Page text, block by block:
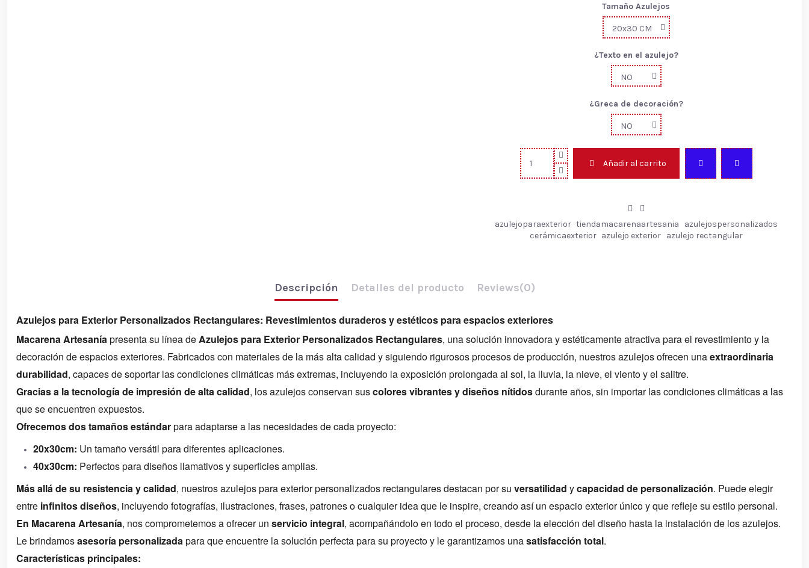
Tamaño Azulejos
¿Texto en el azulejo?
¿Greca de decoración?
Añadir al carrito
azulejoparaexterior tiendamacarenaartesania
azulejospersonalizados
cerámicaexterior azulejo exterior azulejo rectangular
Descripción Detalles del producto Reviews(0)
Azulejos para Exterior Personalizados Rectangulares: Revestimientos duraderos y estéticos para espacios exteriores
Macarena Artesanía presenta su línea de Azulejos para Exterior Personalizados Rectangulares, una solución innovadora y estéticamente atractiva para el revestimiento y la
decoración de espacios exteriores. Fabricados con materiales de la más alta calidad y siguiendo rigurosos procesos de producción, nuestros azulejos ofrecen unaextraordinaria
durabilidad, capaces de soportar las condiciones climáticas más extremas, incluyendo la exposición prolongada al sol, la lluvia, la nieve, el viento y el salitre.
Gracias a la tecnología de impresión de alta calidad, los azulejos conservan suscolores vibrantes y diseños nítidosdurante años, sin importar las condiciones climáticas a las
que se encuentren expuestos.
Ofrecemos dos tamaños estándarpara adaptarse a las necesidades de cada proyecto:
20x30cm: Un tamaño versátil para diferentes aplicaciones.
40x30cm: Perfectos para diseños llamativos y superficies amplias.
Más allá de su resistencia y calidad, nuestros azulejos para exterior personalizados rectangulares destacan por su versatilidad ycapacidad de personalización. Puede elegir
entre infinitos diseños, incluyendo fotografías, ilustraciones, frases, patrones o cualquier idea que le inspire, creando así un espacio exterior único y que refleje su estilo personal.
En Macarena Artesanía, nos comprometemos a ofrecer un servicio integral, acompañándolo en todo el proceso, desde la elección del diseño hasta la instalación de los azulejos.
Le brindamosasesoría personalizadapara que encuentre la solución perfecta para su proyecto y le garantizamos unasatisfacción total.
Características principales: